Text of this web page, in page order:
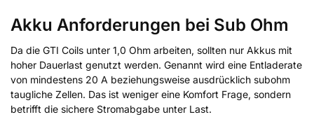
Akku Anforderungen bei Sub Ohm
Da die GTI Coils unter 1,0 Ohm arbeiten, sollten nur Akkus mit
hoher Dauerlast genutzt werden. Genannt wird eine Entladerate
von mindestens 20 A beziehungsweise ausdrücklich subohm
taugliche Zellen. Das ist weniger eine Komfort Frage, sondern
betrifft die sichere Stromabgabe unter Last.